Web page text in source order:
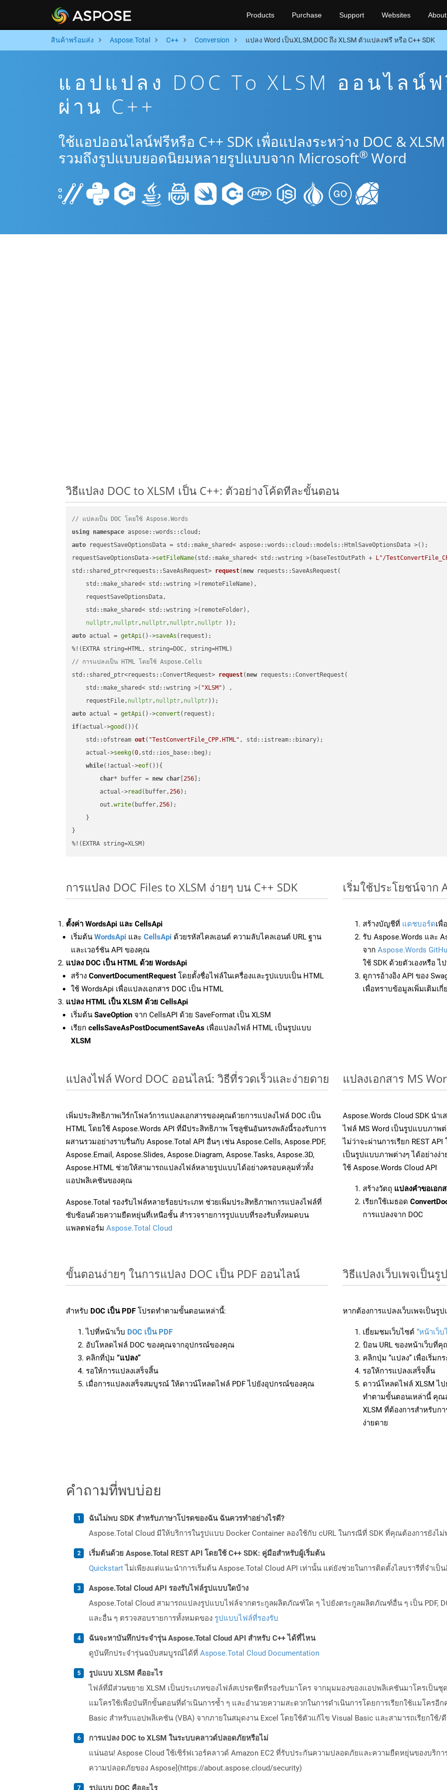
Products Purchase Support Websites About
สินค้าพร้อมส่ง Aspose.Total C++ Conversion แปลง Word เป็นXLSM,DOC ถึง XLSM ตัวแปลงฟรี หรือ C++ SDK
แอปแปลง DOC To XLSM ออนไลน์
ผ่าน C++
ใช้แอปออนไลน์ฟรีหรือ C++ SDK เพื่อแปลงระหว่าง DOC & XLSM
รวมถึงรูปแบบยอดนิยมหลายรูปแบบจาก Microsoft® Word
วิธีแปลง DOC to XLSM เป็น C++: ตัวอย่างโค้ดทีละขั้นตอน
// แปลงเป็น DOC โดยใช้ Aspose.Words
using namespace
auto requestSaveOptionsData = std::make_shared< aspose::words::cloud::models::HtmlSaveOptionsData >();
requestSaveOptionsData->setFileName(std::make_shared< std::wstring >(baseTestOutPath + L"/
std::shared_ptr<requests::SaveAsRequest> request( new requests::SaveAsRequest(
    std::make_shared< std::wstring >(remoteFileName),
    requestSaveOptionsData,
    std::make_shared< std::wstring >(remoteFolder),
nullptr, nullptr, nullptr, nullptr, nullptr ))
auto actual = getApi()->saveAs (request);
// การแปลงเป็น HTML โดยใช้ Aspose.Cells
std::shared_ptr<requests::ConvertRequest> request( new requests::ConvertRequest(
    std::make_shared< std::wstring >(
"XLSM" ) ,
    requestFile,
nullptr, nullptr, nullptr))
auto actual = getApi()->convert
if(actual->good ()){
std::ofstream out( "TestConvertFile_CPP.HTML" , std::istream::binary) ;
    actual->
seekg(0,std::ios_base::beg);
while(!actual->eof()){
char* buffer = new char [256 ];
        actual->
read (buffer,256);
        out.
write(buffer,256);
    }
}
%!(EXTRA string=XLSM)
การแปลง DOC Files to XLSM ง่ายๆ บน C++ SDK
ตั้งค่า WordsApi และ CellsApi
เริ่มต้น WordsApi และ CellsApi ด้วยรหัสไคลเอนต์ ความลับไคลเอนต์ URL ฐาน
และเวอร์ชัน API ของคุณ
แปลง DOC เป็น HTML ด้วย WordsApi
สร้าง ConvertDocumentRequest โดยตั้งชื่อไฟล์ในเครื่องและรูปแบบเป็น HTML
ใช้ WordsApi เพื่อแปลงเอกสาร DOC เป็น HTML
แปลง HTML เป็น XLSM ด้วย CellsApi
เริ่มต้น SaveOption จาก CellsAPI ด้วย SaveFormat เป็น XLSM
เรียก cellsSaveAsPostDocumentSaveAs เพื่อแปลงไฟล์ HTML เป็นรูปแบบ
XLSM
เริ่มใช้ประโยชน์จาก
สร้างบัญชีที่ แดชบอร์ดเพื่
รับ Aspose.Words และ
จาก Aspose.Words
ใช้ SDK ด้วยตัวเองหรือ ไ
ดูการอ้างอิง API ของ
เพื่อทราบข้อมูลเพิ่มเติมเกี่
แปลงไฟล์ Word DOC ออนไลน์: วิธีที่รวดเร็วและง่ายดาย
เพิ่มประสิทธิภาพเวิร์กโฟลว์การแปลงเอกสารของคุณด้วยการแปลงไฟล์ DOC เป็น
HTML โดยใช้ Aspose.Words API ที่มีประสิทธิภาพ โซลูชันอันทรงพลังนี้รองรับการ
ผสานรวมอย่างราบรื่นกับ Aspose.Total API อื่นๆ เช่น Aspose.Cells, Aspose.PDF,
Aspose.Email, Aspose.Slides, Aspose.Diagram, Aspose.Tasks, Aspose.3D,
Aspose.HTML ช่วยให้สามารถแปลงไฟล์หลายรูปแบบได้อย่างครอบคลุมทั่วทั้ง
แอปพลิเคชันของคุณ
Aspose.Total รองรับไฟล์หลายร้อยประเภท ช่วยเพิ่มประสิทธิภาพการแปลงไฟล์ที่
ซับซ้อนด้วยความยืดหยุ่นที่เหนือชั้น สำรวจรายการรูปแบบที่รองรับทั้งหมดบน
แพลตฟอร์ม Aspose.Total Cloud
แปลงเอกสาร MS
Aspose.Words Cloud SDK นำ
ไฟล์ MS Word เป็นรูปแบบภาพต่
ไม่ว่าจะผ่านการเรียก REST
เป็นรูปแบบภาพต่างๆ ได้อย่างง่า
ใช้ Aspose.Words Cloud API
สร้างวัตถุ แปลงคำขอเอก
เรียกใช้เมธอด
การแปลงจาก DOC
ขั้นตอนง่ายๆ ในการแปลง DOC เป็น PDF ออนไลน์
สำหรับ DOC เป็น PDF โปรดทำตามขั้นตอนเหล่านี้:
ไปที่หน้าเว็บ DOC เป็น PDF
อัปโหลดไฟล์ DOC ของคุณจากอุปกรณ์ของคุณ
คลิกที่ปุ่ม “แปลง”
รอให้การแปลงเสร็จสิ้น
เมื่อการแปลงเสร็จสมบูรณ์ ให้ดาวน์โหลดไฟล์ PDF ไปยังอุปกรณ์ของคุณ
วิธีแปลงเว็บเพจเป็นรู
หากต้องการแปลงเว็บเพจเป็นรู
เยี่ยมชมเว็บไซต์ “หน้าเว็บ
ป้อน URL ของหน้าเว็บที่
คลิกปุ่ม “แปลง” เพื่อเริ่มก
รอให้การแปลงเสร็จสิ้น
ดาวน์โหลดไฟล์ XLSM ไ
ทำตามขั้นตอนเหล่านี้ คุณ
XLSM ที่ต้องการสำหรับก
ง่ายดาย
คำถามที่พบบ่อย
ฉันไม่พบ SDK สำหรับภาษาโปรดของฉัน ฉันควรทำอย่างไรดี?
Aspose.Total Cloud มีให้บริการในรูปแบบ Docker Container ลองใช้กับ cURL ในกรณีที่ SDK ที่คุณต้องการยังไ
เริ่มต้นด้วย Aspose.Total REST API โดยใช้ C++ SDK: คู่มือสำหรับผู้เริ่มต้น
Quickstartไม่เพียงแต่แนะนำการเริ่มต้น Aspose.Total Cloud API เท่านั้น แต่ยังช่วยในการติดตั้งไลบรารีที่จำเป็
Aspose.Total Cloud API รองรับไฟล์รูปแบบใดบ้าง
Aspose.Total Cloud สามารถแปลงรูปแบบไฟล์จากตระกูลผลิตภัณฑ์ใด ๆ ไปยังตระกูลผลิตภัณฑ์อื่น ๆ เป็น PDF,
และอื่น ๆ ตรวจสอบรายการทั้งหมดของ รูปแบบไฟล์ที่รองรับ
ฉันจะหาบันทึกประจำรุ่น Aspose.Total Cloud API สำหรับ C++ ได้ที่ไหน
ดูบันทึกประจำรุ่นฉบับสมบูรณ์ได้ที่ Aspose.Total Cloud Documentation
รูปแบบ XLSM คืออะไร
ไฟล์ที่มีส่วนขยาย XLSM เป็นประเภทของไฟล์สเปรดชีตที่รองรับมาโคร จากมุมมองของแอปพลิเคชันมาโครเป็น
แมโครใช้เพื่อบันทึกขั้นตอนที่ดำเนินการซ้ำ ๆ และอำนวยความสะดวกในการดำเนินการโดยการเรียกใช้แมโครอี
Basic สำหรับแอปพลิเคชัน (VBA) จากภายในสมุดงาน Excel โดยใช้ตัวแก้ไข Visual Basic และสามารถเรียกใช้
การแปลง DOC to XLSM ในระบบคลาวด์ปลอดภัยหรือไม่
แน่นอน! Aspose Cloud ใช้เซิร์ฟเวอร์คลาวด์ Amazon EC2 ที่รับประกันความปลอดภัยและความยืดหยุ่นของบริก
ความปลอดภัยของ Aspose](https://about.aspose.cloud/security)
รูปแบบ DOC คืออะไร